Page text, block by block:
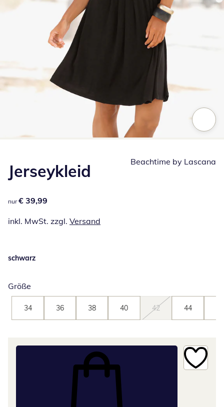
Jerseykleid
€ 39,99
nur € 39,99
inkl. MwSt. zzgl. Versand
Beachtime by Lascana
schwarz
Größe
34 36 38 40 42 44